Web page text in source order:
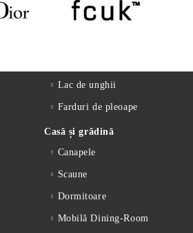
Lac de unghii
Farduri de pleoape
Casă și grădină
Canapele
Scaune
Dormitoare
Mobilă Dining-Room